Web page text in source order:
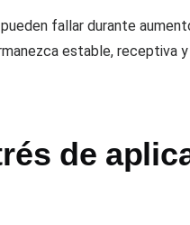
fallar durante
estable, receptiva
de